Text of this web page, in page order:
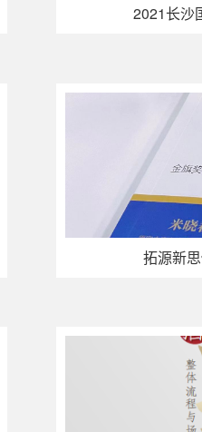
2021长沙
拓源新